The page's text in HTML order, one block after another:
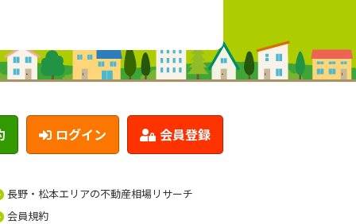
ログイン 会員登録
長野・松本エリアの不動産相場リサーチ
会員規約